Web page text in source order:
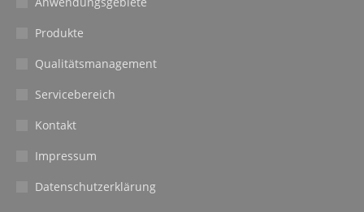
Produkte
Qualitätsmanagement
Servicebereich
Kontakt
Impressum
Datenschutzerklärung